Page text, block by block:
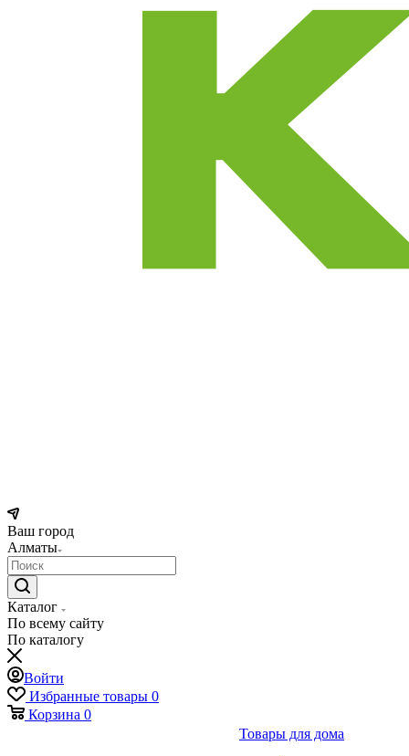
Ваш город
Алматы
Каталог
По всему сайту
По каталогу
Войти
Избранные товары 0
Корзина 0
Товары для дома